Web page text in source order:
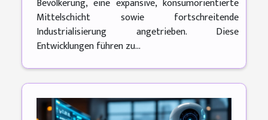
Mittelschicht sowie fortschreitende
Industrialisierung angetrieben. Diese
Entwicklungen führen zu...